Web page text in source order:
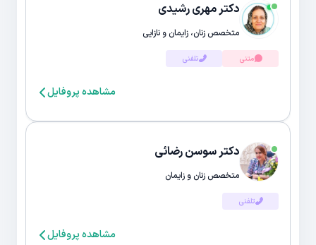
دکتر مهری رشیدی
متخصص زنان، زایمان و نازایی
متنی تلفنی
مشاهده پروفایل
دکتر سوسن رضائی
متخصص زنان و زایمان
تلفنی
مشاهده پروفایل